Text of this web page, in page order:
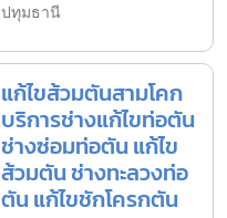
ปทุมธานี
แก้ไขส้วมตันสามโคก
บริการช่างแก้ไขท่อตัน
ช่างซ่อมท่อตัน แก้ไข
ส้วมตัน ช่างทะลวงท่อ
ตัน แก้ไขชักโครกตัน